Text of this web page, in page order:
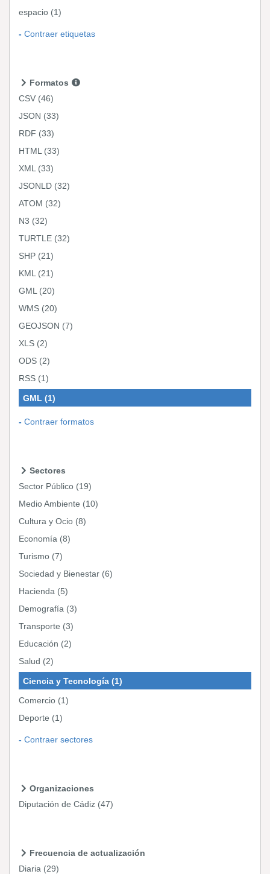
espacio (1)
Contraer etiquetas
Formatos
CSV (46)
JSON (33)
RDF (33)
HTML (33)
XML (33)
JSONLD (32)
ATOM (32)
N3 (32)
TURTLE (32)
SHP (21)
KML (21)
GML (20)
WMS (20)
GEOJSON (7)
XLS (2)
ODS (2)
RSS (1)
GML (1)
Contraer formatos
Sectores
Sector Público (19)
Medio Ambiente (10)
Cultura y Ocio (8)
Economía (8)
Turismo (7)
Sociedad y Bienestar (6)
Hacienda (5)
Demografía (3)
Transporte (3)
Educación (2)
Salud (2)
Ciencia y Tecnología (1)
Comercio (1)
Deporte (1)
Contraer sectores
Organizaciones
Diputación de Cádiz (47)
Frecuencia de actualización
Diaria (29)